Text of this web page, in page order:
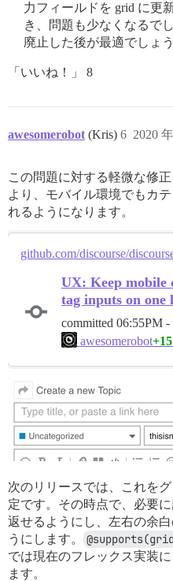
力フィールドを grid に更
き、問題も少なくなるで
廃止した後が最適でしょう
「いいね！」 8
awesomerobot (Kris) 2020
6
この問題に対する軽微な修
より、モバイル環境でもカ
れるようになります。
github.com/discourse/
UX: Keep mobile
tag inputs on one
committed 06:55PM -
awesomerobot+15
次のリリースでは、これを
定です。その時点で、必要
返せるようにし、左右の余
うにします。
では現在のフレックス実装
ます。